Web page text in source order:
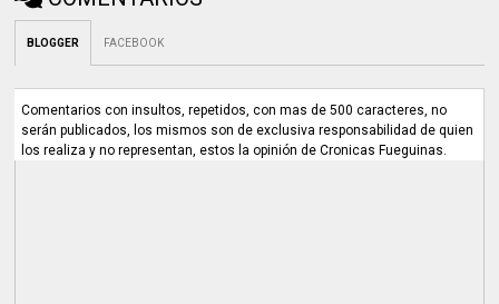
BLOGGER FACEBOOK
Comentarios con insultos, repetidos, con mas de 500 caracteres, no
serán publicados, los mismos son de exclusiva responsabilidad de quien
los realiza y no representan, estos la opinión de Cronicas Fueguinas.